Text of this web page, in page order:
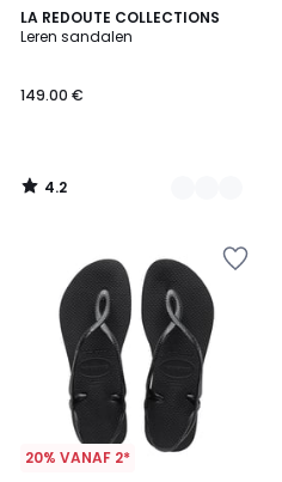
LA REDOUTE COLLECTIONS
Leren sandalen
149.00 €
4.2
/ 5
2
Kleuren
4.2
/
20% VANAF 2*